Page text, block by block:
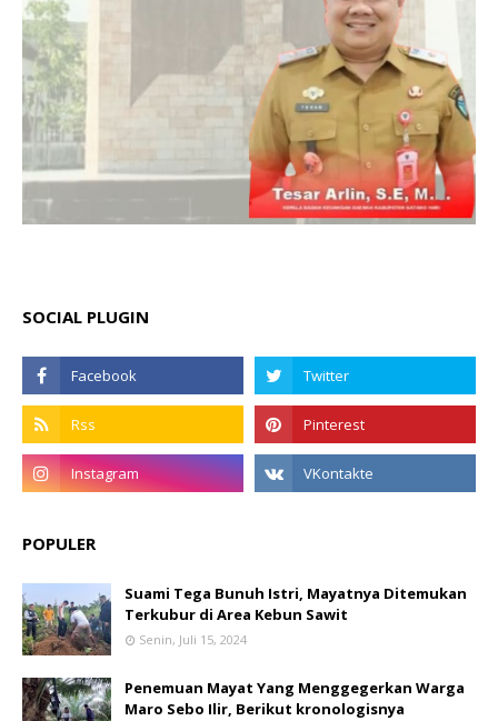
SOCIAL PLUGIN
POPULER
Suami Tega Bunuh Istri, Mayatnya Ditemukan
Terkubur di Area Kebun Sawit
Senin, Juli 15, 2024
Penemuan Mayat Yang Menggegerkan Warga
Maro Sebo Ilir, Berikut kronologisnya